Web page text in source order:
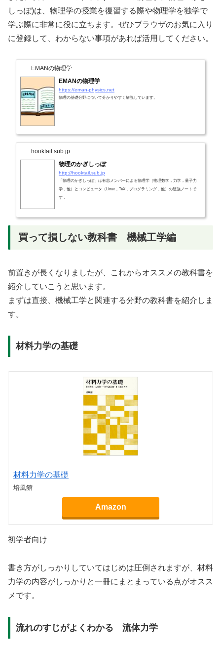
（函...
しっぽ)は、物理学の授業を復習する際や物理学を独学で
学ぶ際に非常に役に立ちます。ぜひブラウザのお気に入り
に登録して、わからない事項があれば活用してください。
EMANの物理学
EMANの物理学
https://eman-physics.net
物理の基礎分野について分かりやすく解説しています。
hooktail.sub.jp
物理のかぎしっぽ
http://hooktail.sub.jp
「物理のかぎしっぽ」は有志メンバーによる物理学（物理数学，力学，量子力
学，他）とコンピュータ（Linux，TeX，プログラミング，他）の勉強ノートで
す．
買って損しない教科書 機械工学編
前置きが長くなりましたが、これからオススメの教科書を
紹介していこうと思います。
まずは直接、機械工学と関連する分野の教科書を紹介しま
す。
材料力学の基礎
材料力学の基礎
培風館
Amazon
初学者向け
書き方がしっかりしていてはじめは圧倒されますが、材料
力学の内容がしっかりと一冊にまとまっている点がオスス
メです。
流れのすじがよくわかる 流体力学